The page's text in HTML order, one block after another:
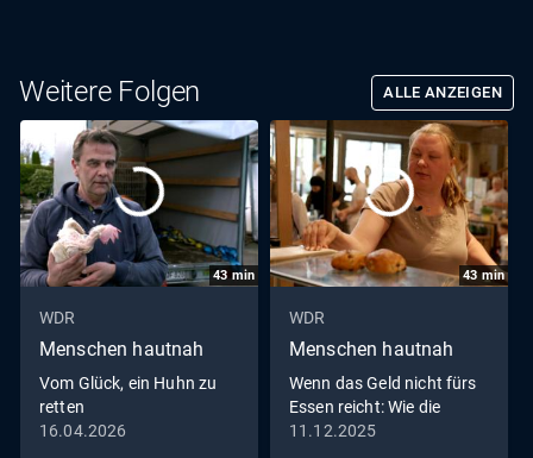
Perspektive, wann sie wieder entlassen werden. "Dieser
Film wurde im Jahr 2025 produziert. Alle Aussagen und
Fakten entsprechen dem damaligen Stand und wurden
seitdem nicht aktualisiert.
Weitere Folgen ALLE ANZEIGEN
43min
WDR
Menschen hautnah
Vom Glück, ein Huhn zu
retten
16.04.2026
43 min
WDR
Menschen hautnah
Wenn das Geld nicht fürs
Essen reicht: Wie die
Tafeln helfen
11.12.2025